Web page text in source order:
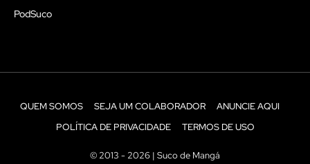
PodSuco
QUEM SOMOS SEJA UM COLABORADOR
ANUNCIE AQUI
POLÍTICA DE PRIVACIDADE
TERMOS DE USO
© 2013 - 2026 | Suco de Mangá